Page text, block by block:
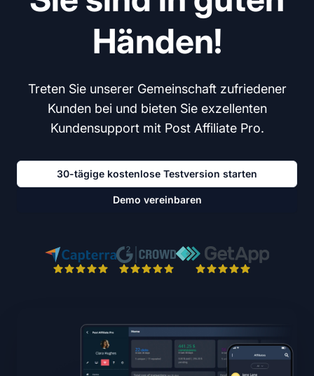
Händen!
Treten Sie unserer Gemeinschaft zufriedener
Kunden bei und bieten Sie exzellenten
Kundensupport mit Post Affiliate Pro.
30-tägige kostenlose Testversion starten
Demo vereinbaren